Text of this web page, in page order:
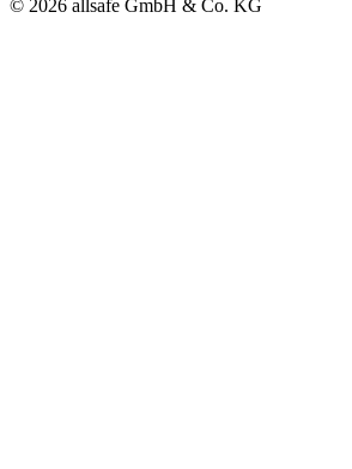
© 2026 allsafe GmbH & Co. KG